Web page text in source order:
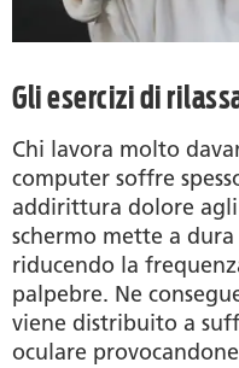
Gli esercizi di
Chi lavora molto
computer soffre
addirittura dolore
schermo mette a
riducendo la
palpebre. Ne
viene distribuito a
oculare